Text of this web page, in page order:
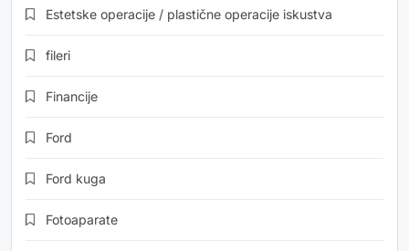
Estetske operacije / plastične operacije iskustva
fileri
Financije
Ford
Ford kuga
Fotoaparate